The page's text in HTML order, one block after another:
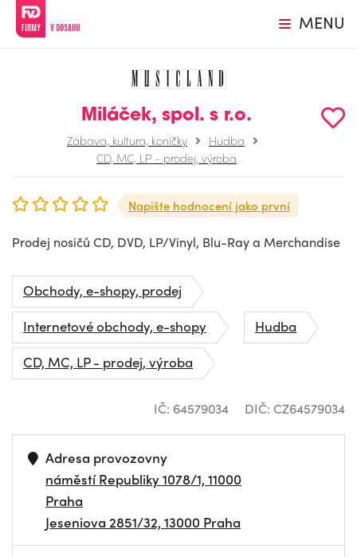
MENU
Miláček, spol. s r.o.
Zábava, kultura, koníčky
Hudba
CD, MC, LP - prodej, výroba
Napište hodnocení jako první
Prodej nosičů CD, DVD, LP/Vinyl, Blu-Ray a Merchandise
Obchody, e-shopy, prodej
Internetové obchody, e-shopy
Hudba
CD, MC, LP - prodej, výroba
IČ: 64579034 DIČ: CZ64579034
Adresa provozovny
náměstí Republiky 1078/1, 11000
Praha
Jeseniova 2851/32, 13000 Praha